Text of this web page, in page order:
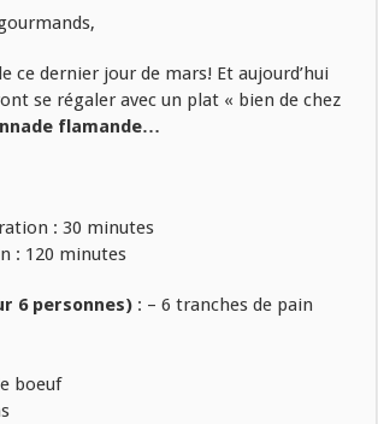
ce dernier jour de mars! Et aujourd’hui
se régaler avec un plat « bien de chez
flamande…
:30 minutes
: 120 minutes
6 personnes) : – 6 tranches de pain
boeuf